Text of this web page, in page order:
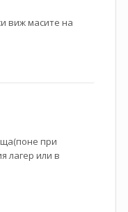
виж масите на
при
лагер или в